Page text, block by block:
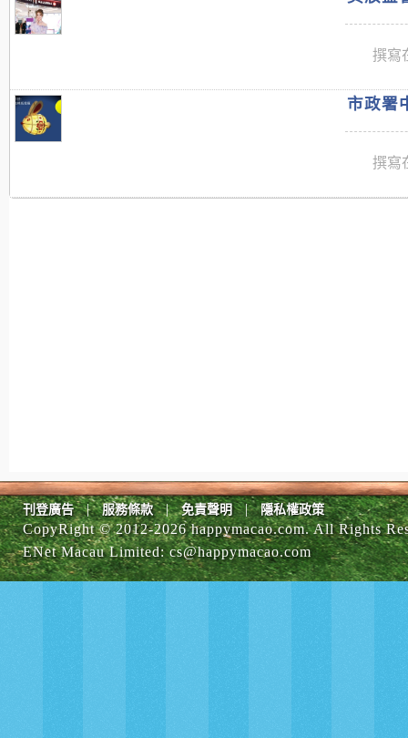
撰寫
市政署
撰寫
刊登廣告 | 服務條款 | 免責聲明 | 隱私權政策
CopyRight © 2012-2026 happymacao.com. All Rights
ENet Macau Limited:cs@happymacao.com